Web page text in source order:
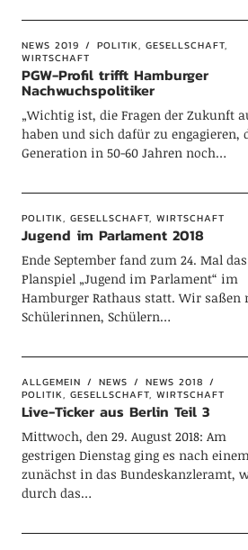
NEWS 2019
POLITIK, GESELLSCHAFT,
WIRTSCHAFT
PGW-Profil trifft Hamburger
Nachwuchspolitiker
„Wichtig ist, die Fragen der Zukunft
haben und sich dafür zu engagieren,
Generation in 50-60 Jahren noch…
POLITIK, GESELLSCHAFT, WIRTSCHAFT
Jugend im Parlament 2018
Ende September fand zum 24. Mal das
Planspiel „Jugend im Parlament“ im
Hamburger Rathaus statt. Wir saßen
Schülerinnen, Schülern…
ALLGEMEIN NEWS
NEWS 2018
POLITIK, GESELLSCHAFT, WIRTSCHAFT
Live-Ticker aus Berlin Teil 3
Mittwoch, den 29. August 2018: Am
gestrigen Dienstag ging es nach
zunächst in das Bundeskanzleramt,
durch das…